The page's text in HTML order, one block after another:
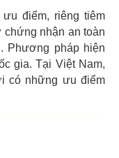
điểm, riêng tiêm
nhận an toàn
Phương pháp hiện
gia. Tại Việt Nam,
có những ưu điểm